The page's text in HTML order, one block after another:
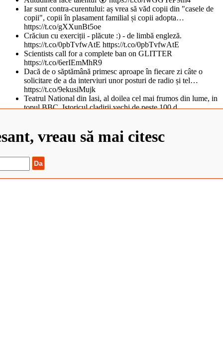
Iar sunt contra-curentului: aș vrea să văd copii din "casele de
copii", copii în plasament familial și copii adopta…
https://t.co/gXXunBt5oe
Crăciun cu exerciții - plăcute :) - de limbă engleză.
https://t.co/0pbTvfwAtE https://t.co/0pbTvfwAtE
Scientists call for a complete ban on GLITTER
https://t.co/6erIEmMhR9
Dacă de o săptămână primesc aproape în fiecare zi câte o
solicitare de a da interviuri unor posturi de radio și tel…
https://t.co/9ekusiMujk
Teatrul National din Iasi, al doilea cel mai frumos din lume, in
topul BBC. Istoricul cladirii vechi de peste 100 d…
Center https://t.co/QvJIM8HmXs
Școa... https://t.co/QRcnBMQnNk
©2022 Elisabeta Stanciulescu. Toate drepturile rezervate
vreau să mai citesc